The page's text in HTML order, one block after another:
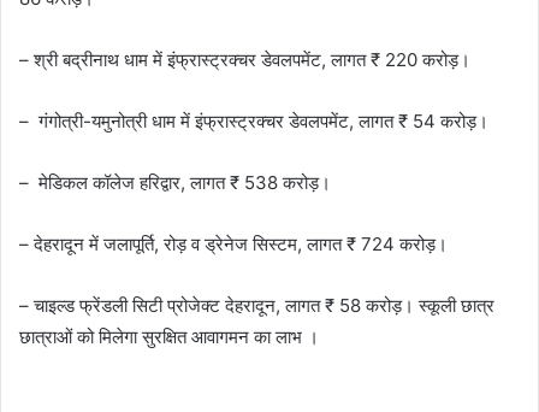
– श्री बद्रीनाथ धाम में इंफ्रास्ट्रक्चर डेवलपमेंट, लागत ₹ 220 करोड़।
– गंगोत्री-यमुनोत्री धाम में इंफ्रास्ट्रक्चर डेवलपमेंट, लागत ₹ 54 करोड़।
– मेडिकल कॉलेज हरिद्वार, लागत ₹ 538 करोड़।
– देहरादून में जलापूर्ति, रोड़ व ड्रेनेज सिस्टम, लागत ₹ 724 करोड़।
– चाइल्ड फ्रेंडली सिटी प्रोजेक्ट देहरादून, लागत ₹ 58 करोड़। स्कूली छात्र
छात्राओं को मिलेगा सुरक्षित आवागमन का लाभ ।